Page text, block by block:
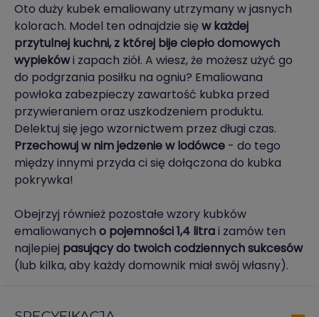
Oto duży kubek emaliowany utrzymany w jasnych
kolorach. Model ten odnajdzie sięw każdej
przytulnej kuchni, z której bije ciepło domowych
wypiekówi zapach ziół. A wiesz, że możesz użyć go
do podgrzania posiłku na ogniu? Emaliowana
powłoka zabezpieczy zawartość kubka przed
przywieraniem oraz uszkodzeniem produktu.
Delektuj się jego wzornictwem przez długi czas.
Przechowuj w nim jedzenie w lodówce - do tego
między innymi przyda ci się dołączona do kubka
pokrywka!
Obejrzyj również pozostałe wzory kubków
emaliowanych o pojemności 1,4 litrai zamów ten
najlepiej pasujący do twoich codziennych sukcesów
(lub kilka, aby każdy domownik miał swój własny).